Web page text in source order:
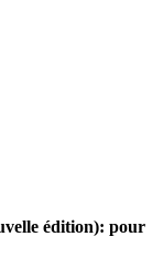
édition): pour